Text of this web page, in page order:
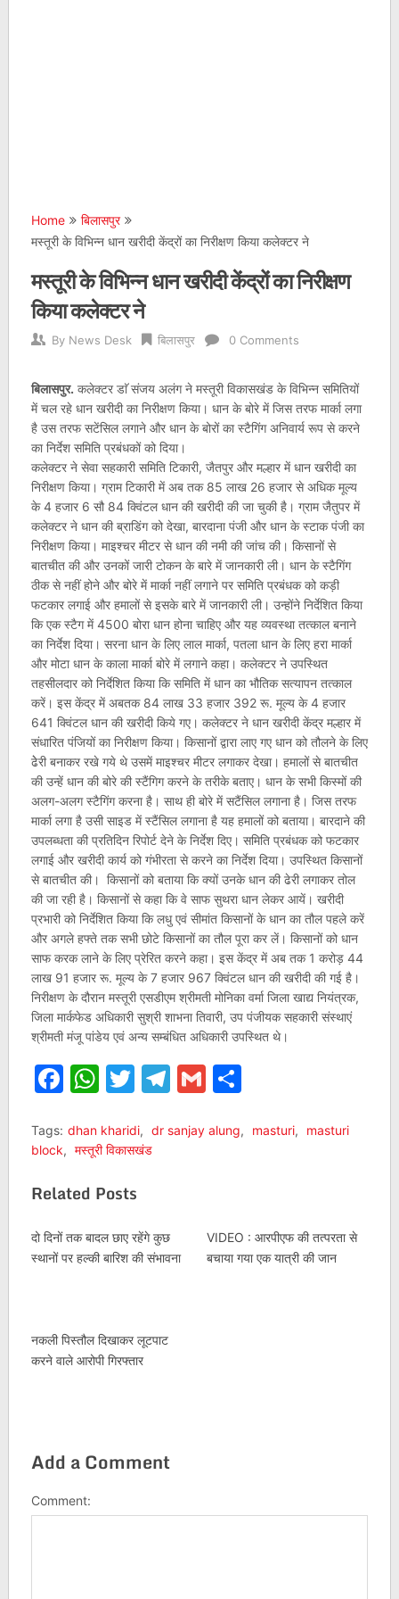
Home
बिलासपुर
मस्तूरी के विभिन्न धान खरीदी केंद्रों का निरीक्षण किया कलेक्टर ने
मस्तूरी के विभिन्न धान खरीदी केंद्रों का निरीक्षण
किया कलेक्टर ने
By News Desk बिलासपुर 0 Comments
बिलासपुर. कलेक्टर डाॅ संजय अलंग ने मस्तूरी विकासखंड के विभिन्न समितियों
में चल रहे धान खरीदी का निरीक्षण किया। धान के बोरे में जिस तरफ मार्का लगा
है उस तरफ सटेंसिल लगाने और धान के बोरों का स्टैगिंग अनिवार्य रूप से करने
का निर्देश समिति प्रबंधकों को दिया।
कलेक्टर ने सेवा सहकारी समिति टिकारी, जैतपुर और मल्हार में धान खरीदी का
निरीक्षण किया। ग्राम टिकारी में अब तक 85 लाख 26 हजार से अधिक मूल्य
के 4 हजार 6 सौ 84 क्विंटल धान की खरीदी की जा चुकी है। ग्राम जैतुपर में
कलेक्टर ने धान की ब्राडिंग को देखा, बारदाना पंजी और धान के स्टाक पंजी का
निरीक्षण किया। माइश्चर मीटर से धान की नमी की जांच की। किसानों से
बातचीत की और उनकों जारी टोकन के बारे में जानकारी ली। धान के स्टैगिंग
ठीक से नहीं होने और बोरे में मार्का नहीं लगाने पर समिति प्रबंधक को कड़ी
फटकार लगाई और हमालों से इसके बारे में जानकारी ली। उन्होंने निर्देशित किया
कि एक स्टैग में 4500 बोरा धान होना चाहिए और यह व्यवस्था तत्काल बनाने
का निर्देश दिया। सरना धान के लिए लाल मार्का, पतला धान के लिए हरा मार्का
और मोटा धान के काला मार्का बोरे में लगाने कहा। कलेक्टर ने उपस्थित
तहसीलदार को निर्देशित किया कि समिति में धान का भौतिक सत्यापन तत्काल
करें। इस केंद्र में अबतक 84 लाख 33 हजार 392 रू. मूल्य के 4 हजार
641 क्विंटल धान की खरीदी किये गए। कलेक्टर ने धान खरीदी केंद्र मल्हार में
संधारित पंजियों का निरीक्षण किया। किसानों द्वारा लाए गए धान को तौलने के लिए
ढेेरी बनाकर रखे गये थे उसमें माइश्चर मीटर लगाकर देखा। हमालों से बातचीत
की उन्हें धान की बोरे की स्टैंगिग करने के तरीके बताए। धान के सभी किस्मों की
अलग-अलग स्टैगिंग करना है। साथ ही बोरे में सटैंसिल लगाना है। जिस तरफ
मार्का लगा है उसी साइड में स्टैंसिल लगाना है यह हमालों को बताया। बारदाने की
उपलब्धता की प्रतिदिन रिपोर्ट देने के निर्देश दिए। समिति प्रबंधक को फटकार
लगाई और खरीदी कार्य को गंभीरता से करने का निर्देश दिया। उपस्थित किसानों
से बातचीत की। किसानों को बताया कि क्यों उनके धान की ढेरी लगाकर तोल
की जा रही है। किसानों से कहा कि वे साफ सुथरा धान लेकर आयें। खरीदी
प्रभारी को निर्देशित किया कि लधु एवं सीमांत किसानों के धान का तौल पहले करें
और अगले हफ्ते तक सभी छोटे किसानों का तौल पूरा कर लें। किसानों को धान
साफ करक लाने के लिए प्रेरित करने कहा। इस केंद्र में अब तक 1 करोड़ 44
लाख 91 हजार रू. मूल्य के 7 हजार 967 क्विंटल धान की खरीदी की गई है।
निरीक्षण के दौरान मस्तूरी एसडीएम श्रीमती मोनिका वर्मा जिला खाद्य नियंत्रक,
जिला मार्कफेड अधिकारी सुश्री शाभना तिवारी, उप पंजीयक सहकारी संस्थाएं
श्रीमती मंजू पांडेय एवं अन्य सम्बंधित अधिकारी उपस्थित थे।
Facebook
WhatsApp
Twitter
Telegram
GmailShare
Tags: dhan kharidi, dr sanjay alung, masturi,
masturi
block, मस्तूरी विकासखंड
Related Posts
दो दिनों तक बादल छाए रहेंगे कुछ
स्थानों पर हल्की बारिश की संभावना
VIDEO : आरपीएफ की तत्परता से
बचाया गया एक यात्री की जान
नकली पिस्तौल दिखाकर लूटपाट
करने वाले आरोपी गिरफ्तार
Add a Comment
Comment: